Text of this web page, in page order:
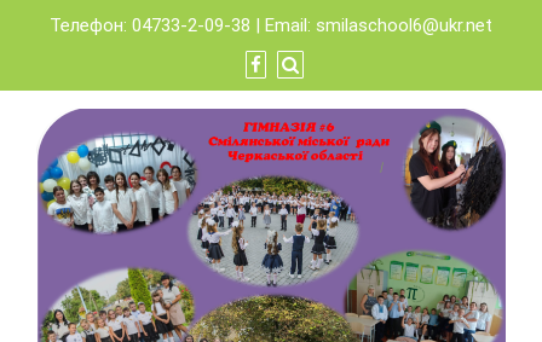
content
Телефон: 04733-2-09-38 | Email: smilaschool6@ukr.net